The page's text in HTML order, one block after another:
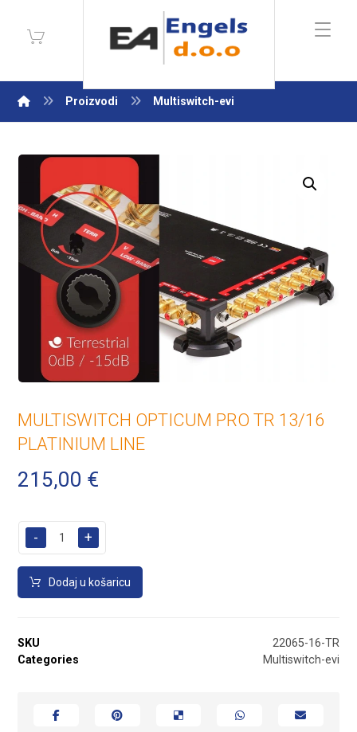
Proizvodi Multiswitch-evi
MULTISWITCH OPTICUM PRO TR 13/16
PLATINIUM LINE
215,00 €
- +
Dodaj u košaricu
SKU
22065-16-TR
Categories
Multiswitch-evi